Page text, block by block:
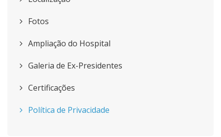
Fotos
Ampliação do Hospital
Galeria de Ex-Presidentes
Certificações
Política de Privacidade